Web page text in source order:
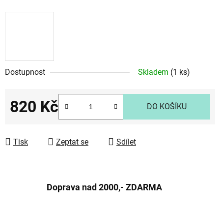
Dostupnost Skladem (1 ks)
820 Kč DO KOŠÍKU
Tisk Zeptat se Sdílet
Doprava nad 2000,- ZDARMA